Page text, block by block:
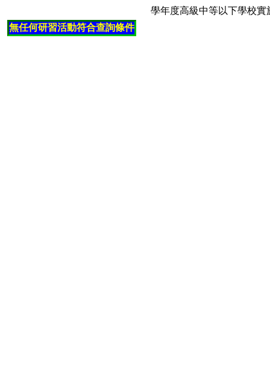
學年度高級中等以下學校
無任何研習活動符合查詢條件